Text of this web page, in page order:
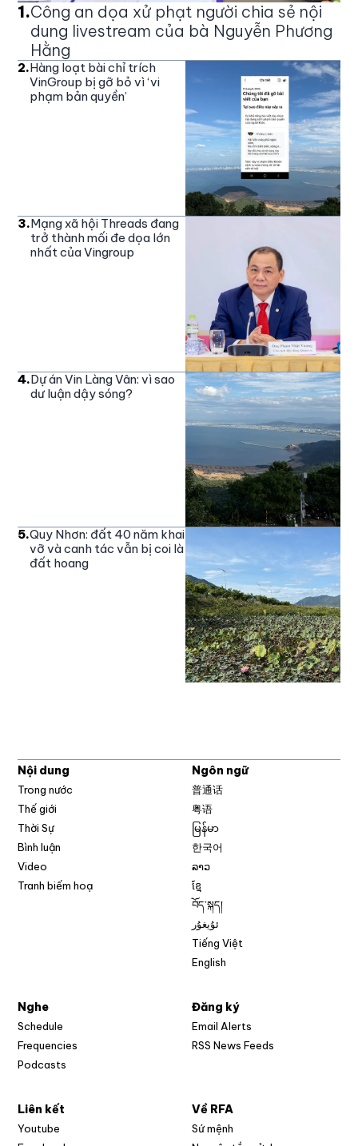
1.Công an dọa xử phạt người chia sẻ nội
dung livestream của bà Nguyễn Phương
Hằng
2.Hàng loạt bài chỉ trích
VinGroup bị gỡ bỏ vì ‘vi
phạm bản quyền’
3.Mạng xã hội Threads đang
trở thành mối đe dọa lớn
nhất của Vingroup
4.Dự án Vin Làng Vân: vì sao
dư luận dậy sóng?
5.Quy Nhơn: đất 40 năm khai
vỡ và canh tác vẫn bị coi là
đất hoang
Nội dung
Trong nước
Thế giới
Thời Sự
Bình luận
Video
Tranh biếm hoạ
Ngôn ngữ
普通话
粤语
မြန်မာ
한국어
ລາວ
ខ្មែ
བོད་སྐད།
ئۇيغۇر
Tiếng Việt
English
Nghe
Schedule
Frequencies
Podcasts
Đăng ký
Email Alerts
RSS News Feeds
Liên kết
Youtube
Về RFA
Sứ mệnh